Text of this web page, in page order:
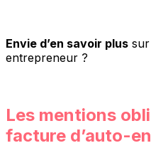
Envie d’en savoir plus
entrepreneur ?
Les mentions
facture d’auto-